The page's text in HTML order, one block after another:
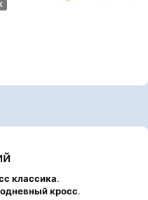
классика.
кросс.